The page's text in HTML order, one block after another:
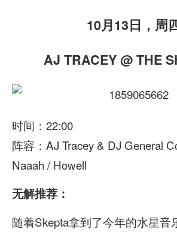
10月13日，周
AJ TRACEY @ THE
时间：22:00
阵容：AJ Tracey & DJ General
Naaah / Howell
无解推荐：
随着Skepta拿到了今年的水星音